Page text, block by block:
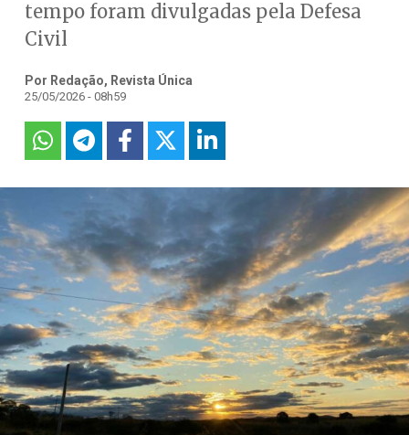
tempo foram divulgadas pela Defesa
Civil
Por Redação, Revista Única
25/05/2026 - 08h59